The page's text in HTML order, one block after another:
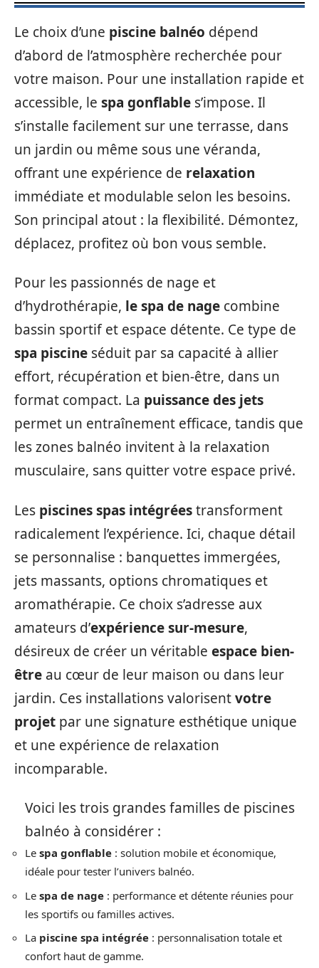
Le choix d’une piscine balnéo dépend
d’abord de l’atmosphère recherchée pour
votre maison. Pour une installation rapide et
accessible, le spa gonflable s’impose. Il
s’installe facilement sur une terrasse, dans
un jardin ou même sous une véranda,
offrant une expérience de relaxation
immédiate et modulable selon les besoins.
Son principal atout : la flexibilité. Démontez,
déplacez, profitez où bon vous semble.
Pour les passionnés de nage et
d’hydrothérapie, le spa de nage combine
bassin sportif et espace détente. Ce type de
spa piscine séduit par sa capacité à allier
effort, récupération et bien-être, dans un
format compact. La puissance des jets
permet un entraînement efficace, tandis que
les zones balnéo invitent à la relaxation
musculaire, sans quitter votre espace privé.
Les piscines spas intégréestransforment
radicalement l’expérience. Ici, chaque détail
se personnalise : banquettes immergées,
jets massants, options chromatiques et
aromathérapie. Ce choix s’adresse aux
amateurs d’expérience sur-mesure,
désireux de créer un véritable espace bien-
être au cœur de leur maison ou dans leur
jardin. Ces installations valorisentvotre
projet par une signature esthétique unique
et une expérience de relaxation
incomparable.
Voici les trois grandes familles de piscines
balnéo à considérer :
Le spa gonflable : solution mobile et économique,
idéale pour tester l’univers balnéo.
Le spa de nage : performance et détente réunies pour
les sportifs ou familles actives.
La piscine spa intégrée : personnalisation totale et
confort haut de gamme.